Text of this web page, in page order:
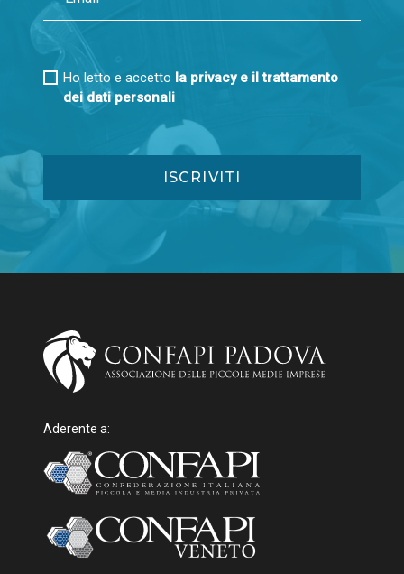
Ho letto e accetto la privacy e il trattamento
dei dati personali
Aderente a: